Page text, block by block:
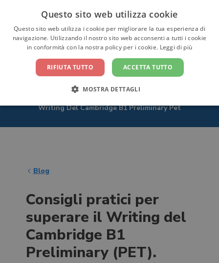
CONTATTACI
/ Consigli Pratici Per Superare Il
Writing Del Cambridge B1 Preliminary Pet
Blog
Consigli pratici per
superare il Writing del
Cambridge B1
Preliminary (PET).
Questo sito web utilizza cookie
Questo sito web utilizza i cookie per migliorare la tua esperienza di
navigazione. Utilizzando il nostro sito web acconsenti a tutti i cookie
in conformità con la nostra policy per i cookie. Leggi di più
ACCETTA TUTTO
RIFIUTA TUTTO
MOSTRA DETTAGLI